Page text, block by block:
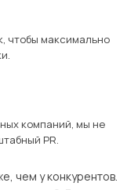
чтобы максимально
компаний, мы не
PR.
чем у конкурентов.